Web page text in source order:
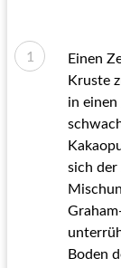
Einen
Kruste
in einen
sich der
Boden